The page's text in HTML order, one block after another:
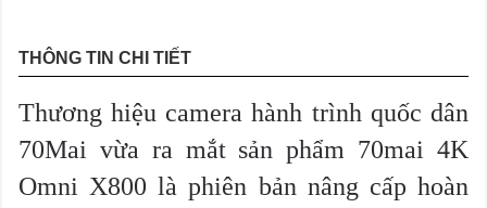
THÔNG TIN CHI TIẾT
Thương hiệu camera hành trình quốc dân
70Mai vừa ra mắt sản phẩm 70mai 4K
Omni X800 là phiên bản nâng cấp hoàn